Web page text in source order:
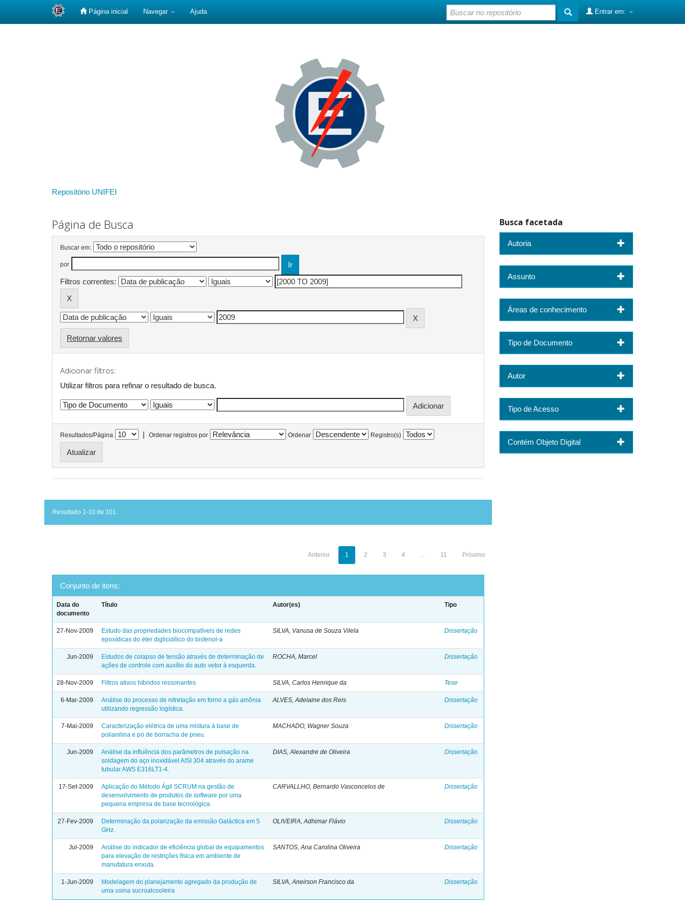
Página inicial Navegar Ajuda Entrar em:
Repositório UNIFEI
Página de Busca
Buscar em:
por
Filtros correntes:
Retornar valores
Adicionar filtros:
Utilizar filtros para refinar o resultado de busca.
Resultados/Página | Ordenar registros por Ordenar Registro(s)
Resultado 1-10 de 101.
Anterior 1 2 3 4 ... 11 Próximo
Conjunto de itens:
Data do
documento
Título Autor(es) Tipo
27-Nov-2009
Estudo das propriedades biocompatíveis de redes
epoxídicas do éter diglicidílico do bisfenol-a
SILVA, Vanusa de Souza Vilela Dissertação
Jun-2009
Estudos de colapso de tensão através de determinação de
ações de controle com auxílio do auto vetor à esquerda.
ROCHA, Marcel Dissertação
28-Nov-2009 Filtros ativos híbridos ressonantes SILVA, Carlos Henrique da Tese
6-Mar-2009
Análise do processo de nitretação em forno a gás amônia
utilizando regressão logística.
ALVES, Adelaine dos Reis Dissertação
7-Mai-2009
Caracterização elétrica de uma mistura à base de
polianilina e pó de borracha de pneu.
MACHADO, Wagner Souza Dissertação
Jun-2009
Análise da influência dos parâmetros de pulsação na
soldagem do aço inoxidável AISI 304 através do arame
tubular AWS E316LT1-4.
DIAS, Alexandre de Oliveira Dissertação
17-Set-2009
Aplicação do Método Ágil SCRUM na gestão de
desenvolvimento de produtos de software por uma
pequena empresa de base tecnológica.
CARVALLHO, Bernardo Vasconcelos de Dissertação
27-Fev-2009
Determinação da polarização da emissão Galáctica em 5
GHz.
OLIVEIRA, Adhimar Flávio Dissertação
Jul-2009
Análise do indicador de eficiência global de equipamentos
para elevação de restrições física em ambiente de
manufatura enxuta.
SANTOS, Ana Carolina Oliveira Dissertação
1-Jun-2009
Modelagem do planejamento agregado da produção de
uma usina sucroalcooleira
SILVA, Aneirson Francisco da Dissertação
Busca facetada
Autoria
Assunto
Áreas de conhecimento
Tipo de Documento
Autor
Tipo de Acesso
Contém Objeto Digital